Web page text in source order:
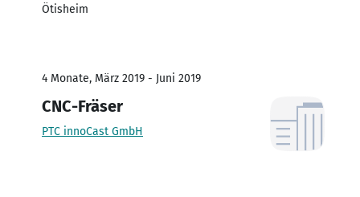
Ötisheim
4 Monate, März 2019 - Juni 2019
CNC-Fräser
PTC innoCast GmbH